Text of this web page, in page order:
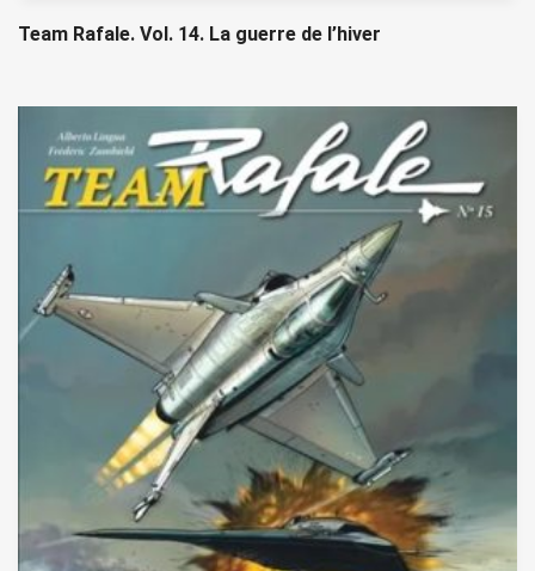
Team Rafale. Vol. 14. La guerre de l’hiver